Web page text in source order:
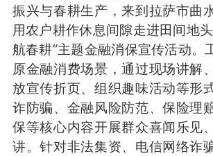
振兴与春耕生产，来到拉萨市曲
用农户耕作休息间隙走进田间地
航春耕”主题金融消保宣传活动。
原金融消费场景，通过现场讲解
放宣传折页、组织趣味活动等形
诈防骗、金融风险防范、保险理
保等核心内容开展群众喜闻乐见
讲。针对非法集资、电信网络诈